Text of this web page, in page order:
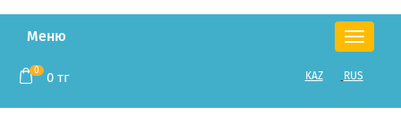
Toggle
navigation
Меню
0 0тг KAZ RUS